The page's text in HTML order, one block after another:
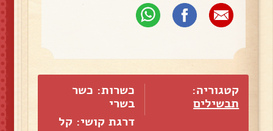
קטגוריה:
תבשילים
כשרות: כשר
בשרי
דרגת קושי: קל